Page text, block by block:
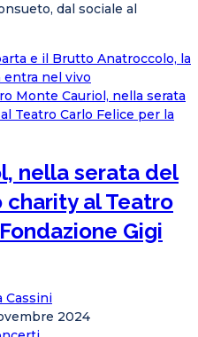
dal sociale al
e il Brutto Anatroccolo, la
entra nel vivo
nella serata del
al Teatro
Gigi
Cassini
2024